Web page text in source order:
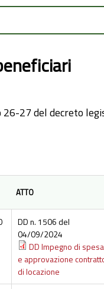
27 del decreto
ATTO
DD n. 1506 del
04/09/2024
DD Impegno di spesa
e approvazione
di locazione